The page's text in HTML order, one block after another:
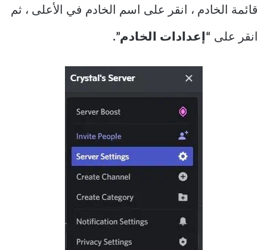
قائمة الخادم ، انقر على اسم الخادم في الأعلى ، ثم
انقر على “إعدادات الخادم”.